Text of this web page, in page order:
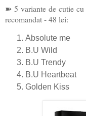
➽ 5 variante de cutie cu
recomandat - 48 lei:
Absolute me
B.U Wild
B.U Trendy
B.U Heartbeat
Golden Kiss